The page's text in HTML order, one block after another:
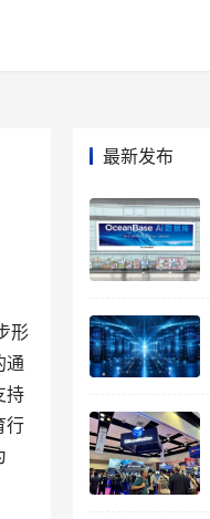
形
通
持
行
最新发布